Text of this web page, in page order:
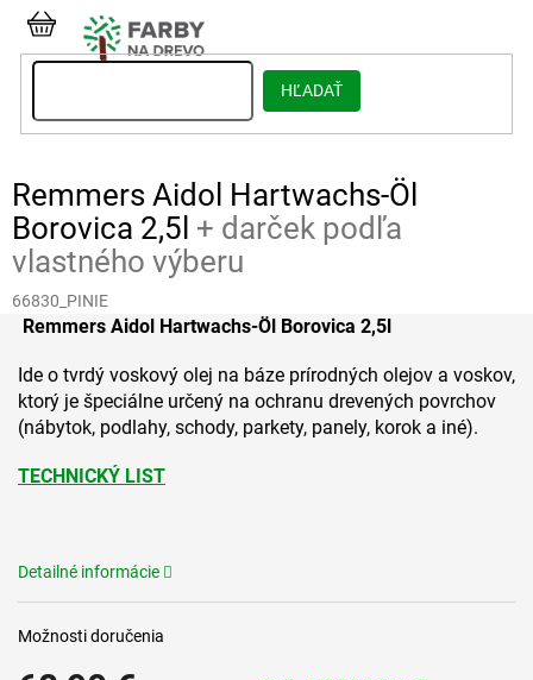
Prejsť
obsah
HĽADAŤ
NÁKUPNÝ
Remmers Aidol Hartwachs-Öl
Borovica 2,5l + darček podľa
vlastného výberu
66830_PINIE
Možnosti doručenia
Remmers Aidol Hartwachs-Öl Borovica 2,5l
Ide o tvrdý voskový olej na báze prírodných olejov a voskov,
ktorý je špeciálne určený na ochranu drevených povrchov
(nábytok, podlahy, schody, parkety, panely, korok a iné).
TECHNICKÝ LIST
Detailné informácie